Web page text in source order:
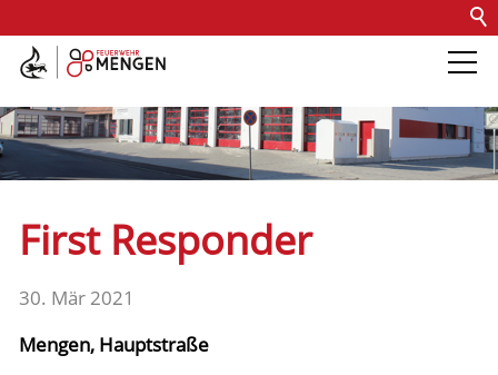
Kontakt Impressum
Barrierefreiheit
Die Feuerwehr
Fachdienste
Fahrzeuge
First Responder
30. Mär 2021
Mengen, Hauptstraße